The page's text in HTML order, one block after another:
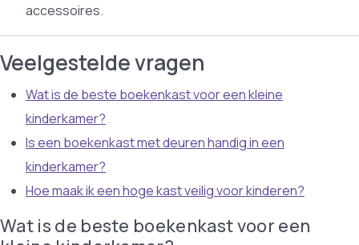
accessoires.
Veelgestelde vragen
Wat is de beste boekenkast voor een kleine
kinderkamer?
Is een boekenkast met deuren handig in een
kinderkamer?
Hoe maak ik een hoge kast veilig voor kinderen?
Wat is de beste boekenkast voor een